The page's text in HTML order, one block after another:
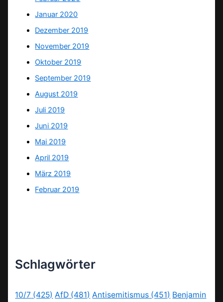
Januar 2020
Dezember 2019
November 2019
Oktober 2019
September 2019
August 2019
Juli 2019
Juni 2019
Mai 2019
April 2019
März 2019
Februar 2019
Schlagwörter
10/7 (425) AfD (481) Antisemitismus (451) Benjamin